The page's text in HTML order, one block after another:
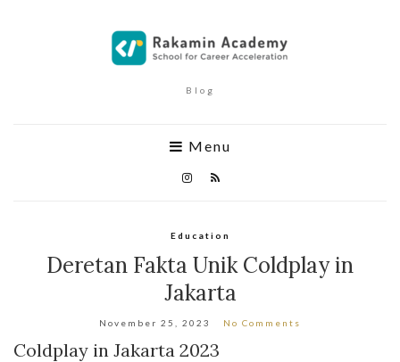
Blog
Menu
Education
Deretan Fakta Unik Coldplay in
Jakarta
November 25, 2023 No Comments
Coldplay in Jakarta 2023